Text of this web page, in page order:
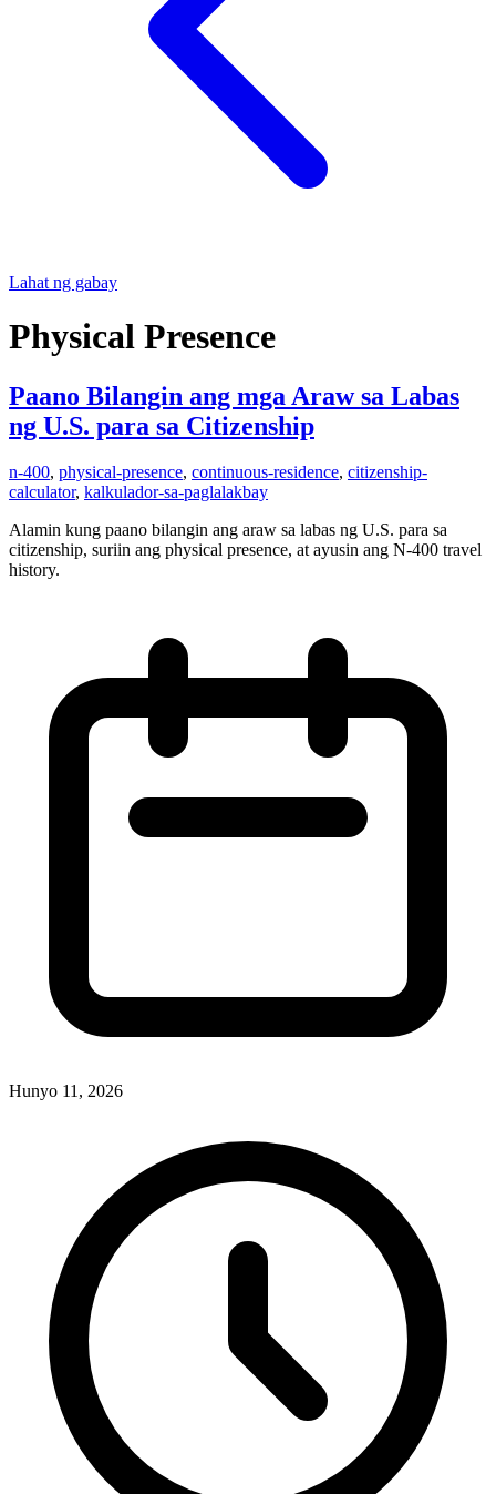
Lahat ng gabay
Physical Presence
Paano Bilangin ang mga Araw sa Labas
ng U.S. para sa Citizenship
n-400, physical-presence, continuous-residence, citizenship-
calculator, kalkulador-sa-paglalakbay
Alamin kung paano bilangin ang araw sa labas ng U.S. para sa
citizenship, suriin ang physical presence, at ayusin ang N-400 travel
history.
Hunyo 11, 2026